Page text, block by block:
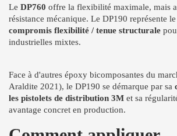
Le DP760 offre la flexibilité maximale, mais
résistance mécanique. Le DP190 représente le
compromis flexibilité / tenue structurale
industrielles mixtes.
Face à d'autres époxy bicomposantes du
Araldite 2021), le DP190 se démarque par sa
les pistolets de distribution 3M et sa
avantage concret en production.